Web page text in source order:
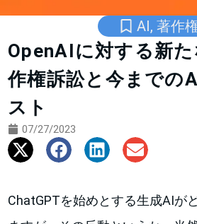
AI, 著作
OpenAIに対する新
作権訴訟と今までの
スト
07/27/2023
ChatGPTを始めとする生成AIが